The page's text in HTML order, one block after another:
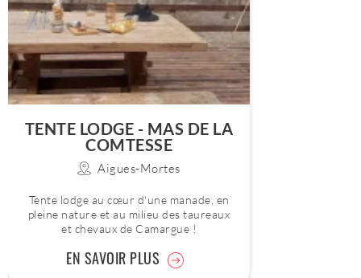
TENTE LODGE - MAS DE LA
COMTESSE
Aigues-Mortes
Tente lodge au cœur d'une manade, en
pleine nature et au milieu des taureaux
et chevaux de Camargue !
EN SAVOIR PLUS